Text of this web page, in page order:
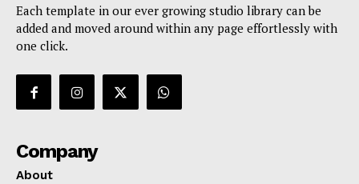
Each template in our ever growing studio library can be
added and moved around within any page effortlessly with
one click.
Company
About